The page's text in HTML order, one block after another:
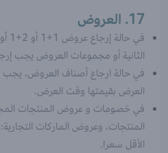
17. العروض
الثانية أو مجموعات العروض يجب
في حالة ارجاع أصناف العروض،
العرض بقيمتها وقت العرض.
في خصومات و عروض المنتجات
المنتجات، وعروض الماركات
الأقل سعرا.